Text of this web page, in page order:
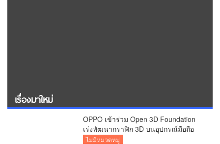
เรื่องมาใหม่
OPPO เข้าร่วม Open 3D Foundation
เร่งพัฒนากราฟิก 3D บนอุปกรณ์มือถือ
ไม่มีหมวดหมู่